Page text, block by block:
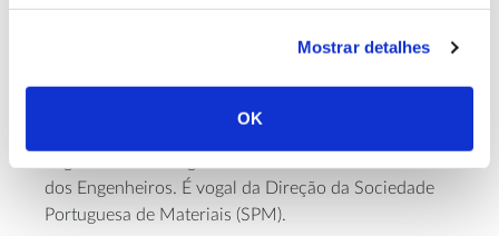
Mostrar detalhes
OK
professor na Faculdade de Ciências e Tecnologia da
atualmente é diretor técnico-científico do laboratório
dos Engenheiros. É vogal da Direção da Sociedade
Portuguesa de Materiais (SPM).